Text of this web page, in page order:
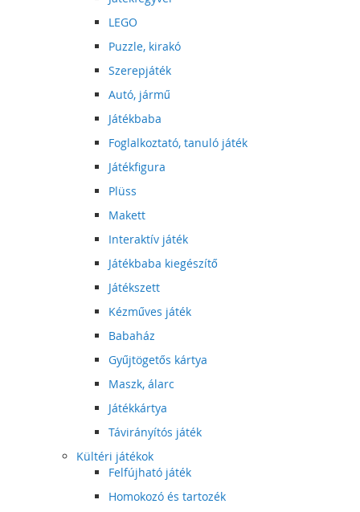
LEGO
Puzzle, kirakó
Szerepjáték
Autó, jármű
Játékbaba
Foglalkoztató, tanuló játék
Játékfigura
Plüss
Makett
Interaktív játék
Játékbaba kiegészítő
Játékszett
Kézműves játék
Babaház
Gyűjtögetős kártya
Maszk, álarc
Játékkártya
Távirányítós játék
Kültéri játékok
Felfújható játék
Homokozó és tartozék